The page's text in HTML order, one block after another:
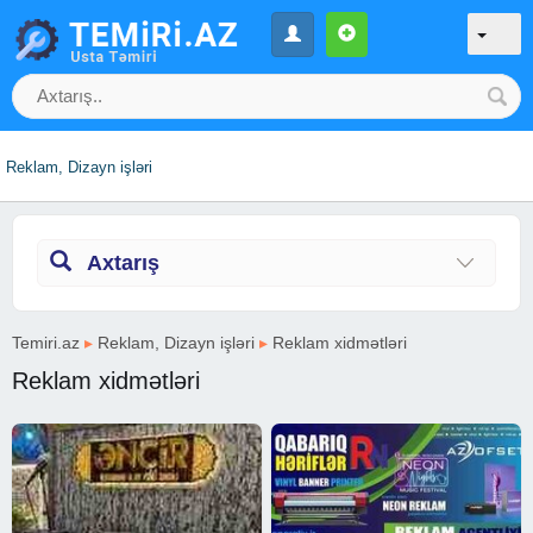
Reklam, Dizayn işləri
Axtarış
Temiri.az ▸ Reklam, Dizayn işləri ▸ Reklam xidmətləri
Reklam xidmətləri